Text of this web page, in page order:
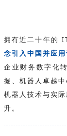
拥有近二十年的
念引入中国并应
企业财务数字化
掘、机器人卓越
机器人技术与实
升。